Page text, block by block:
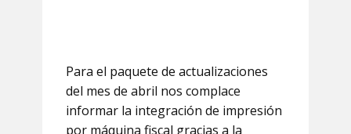
Para el paquete de actualizaciones
del mes de abril nos complace
informar la integración de impresión
por máquina fiscal gracias a la